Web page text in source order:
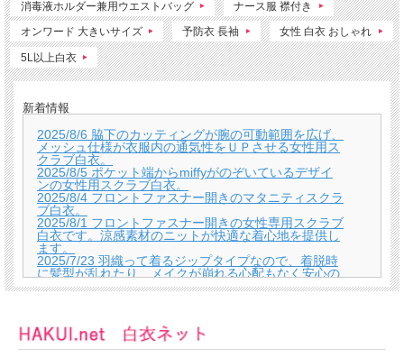
消毒液ホルダー兼用ウエストバッグ ナース服 襟付き
オンワード 大きいサイズ 予防衣 長袖 女性 白衣 おしゃれ
5L以上白衣
新着情報
2025/8/6 脇下のカッティングが腕の可動範囲を広げ、
メッシュ仕様が衣服内の通気性をＵＰさせる女性用ス
クラブ白衣。
2025/8/5 ポケット端からmiffyがのぞいているデザイ
ンの女性用スクラブ白衣。
2025/8/4 フロントファスナー開きのマタニティスクラ
ブ白衣。
2025/8/1 フロントファスナー開きの女性専用スクラブ
白衣です。涼感素材のニットが快適な着心地を提供し
ます。
2025/7/23 羽織って着るジップタイプなので、着脱時
に髪型が乱れたり、メイクが崩れる心配もなく安心の
男女兼用スクラブ白衣。
2025/7/18 平面でデザインしたシルエットに直線で幾
何学的な切り替えのデザインがポイントのディッキー
ズ男女兼用スクラブ白衣。